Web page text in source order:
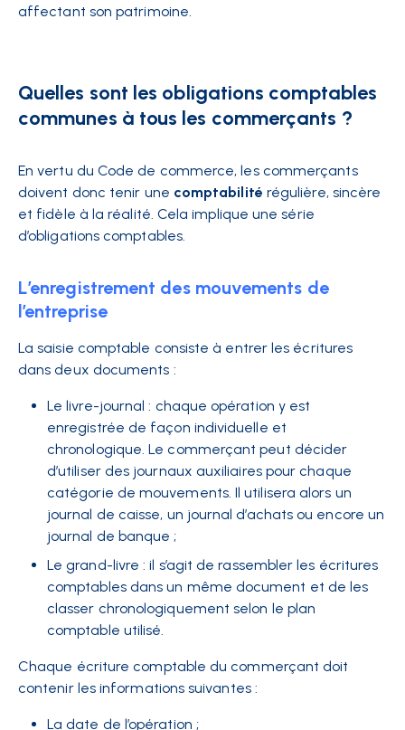
affectant son patrimoine.
Quelles sont les obligations comptables
communes à tous les commerçants ?
En vertu du Code de commerce, les commerçants
doivent donc tenir une comptabilité régulière, sincère
et fidèle à la réalité. Cela implique une série
d’obligations comptables.
L’enregistrement des mouvements de
l’entreprise
La saisie comptable consiste à entrer les écritures
dans deux documents :
Le livre-journal : chaque opération y est
enregistrée de façon individuelle et
chronologique. Le commerçant peut décider
d’utiliser des journaux auxiliaires pour chaque
catégorie de mouvements. Il utilisera alors un
journal de caisse, un journal d’achats ou encore un
journal de banque ;
Le grand-livre : il s’agit de rassembler les écritures
comptables dans un même document et de les
classer chronologiquement selon le plan
comptable utilisé.
Chaque écriture comptable du commerçant doit
contenir les informations suivantes :
La date de l’opération ;